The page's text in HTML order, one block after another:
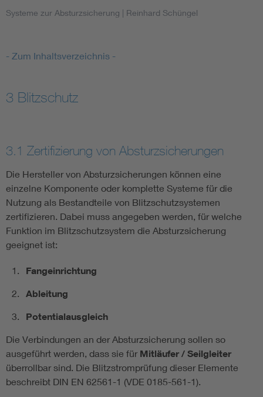
Systeme zur Absturzsicherung | Reinhard Schüngel
- Zum Inhaltsverzeichnis -
3 Blitzschutz
3.1 Zertifizierung von Absturzsicherungen
Die Hersteller von Absturzsicherungen können eine
einzelne Komponente oder komplette Systeme für die
Nutzung als Bestandteile von Blitzschutzsystemen
zertifizieren. Dabei muss angegeben werden, für welche
Funktion im Blitzschutzsystem die Absturzsicherung
geeignet ist:
Fangeinrichtung
Ableitung
Potentialausgleich
Die Verbindungen an der Absturzsicherung sollen so
ausgeführt werden, dass sie für Mitläufer / Seilgleiter
überrollbar sind. Die Blitzstromprüfung dieser Elemente
beschreibt DIN EN 62561-1 (VDE 0185-561-1).